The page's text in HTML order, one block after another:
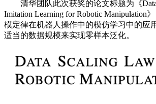
清华团队此次获奖的论文标题为《Data
Imitation Learning for Robotic Manipulation
模定律在机器人操作中的模仿学习中的应
适当的数据规模来实现零样本泛化。